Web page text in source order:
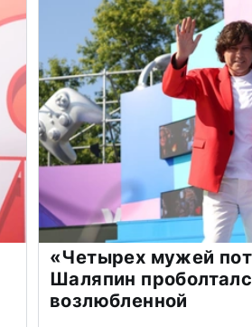
«Четырех мужей
Шаляпин
возлюбленной